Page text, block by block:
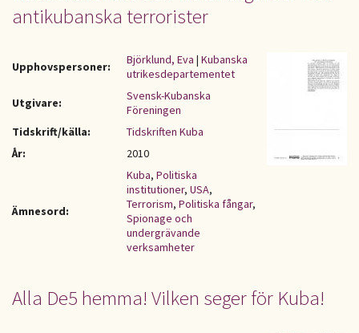
antikubanska terrorister
Upphovspersoner: Björklund, Eva | Kubanska
utrikesdepartementet
Utgivare:
Svensk-Kubanska
Föreningen
Tidskrift/källa:
Tidskriften Kuba
År:
2010
Ämnesord:
Kuba, Politiska
institutioner, USA,
Terrorism, Politiska fångar,
Spionage och
undergrävande
verksamheter
Alla De5 hemma! Vilken seger för Kuba!